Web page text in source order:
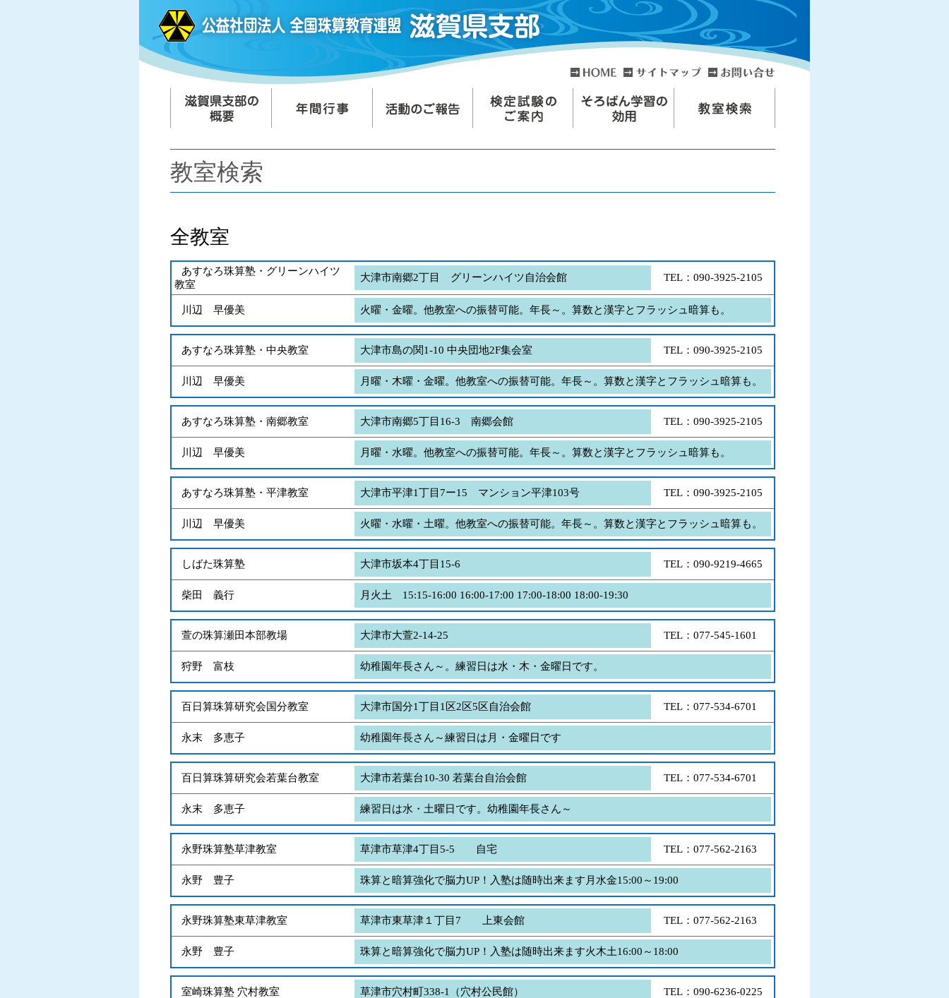
教室検索
全教室
あすなろ珠算塾・グリーンハイツ
教室
大津市南郷2丁目 グリーンハイツ自治会館 TEL：090-3925-2105
川辺 早優美 火曜・金曜。他教室への振替可能。年長～。算数と漢字とフラッシュ暗算も。
あすなろ珠算塾・中央教室 大津市島の関1-10 中央団地2F集会室 TEL：090-3925-2105
川辺 早優美 月曜・木曜・金曜。他教室への振替可能。年長～。算数と漢字とフラッシュ暗算も。
あすなろ珠算塾・南郷教室 大津市南郷5丁目16-3 南郷会館 TEL：090-3925-2105
川辺 早優美 月曜・水曜。他教室への振替可能。年長～。算数と漢字とフラッシュ暗算も。
あすなろ珠算塾・平津教室 大津市平津1丁目7ー15 マンション平津103号 TEL：090-3925-2105
川辺 早優美 火曜・水曜・土曜。他教室への振替可能。年長～。算数と漢字とフラッシュ暗算も。
しばた珠算塾 大津市坂本4丁目15-6 TEL：090-9219-4665
柴田 義行 月火土 15:15-16:00 16:00-17:00 17:00-18:00 18:00-19:30
萱の珠算瀬田本部教場 大津市大萱2-14-25 TEL：077-545-1601
狩野 富枝 幼稚園年長さん～。練習日は水・木・金曜日です。
百日算珠算研究会国分教室 大津市国分1丁目1区2区5区自治会館 TEL：077-534-6701
永末 多恵子 幼稚園年長さん～練習日は月・金曜日です
百日算珠算研究会若葉台教室 大津市若葉台10-30 若葉台自治会館 TEL：077-534-6701
永末 多恵子 練習日は水・土曜日です。幼稚園年長さん～
永野珠算塾草津教室 草津市草津4丁目5-5 自宅 TEL：077-562-2163
永野 豊子 珠算と暗算強化で脳力UP！入塾は随時出来ます月水金15:00～19:00
永野珠算塾東草津教室 草津市東草津１丁目7 上東会館 TEL：077-562-2163
永野 豊子 珠算と暗算強化で脳力UP！入塾は随時出来ます火木土16:00～18:00
室崎珠算塾 穴村教室 草津市穴村町338-1（穴村公民館） TEL：090-6236-0225